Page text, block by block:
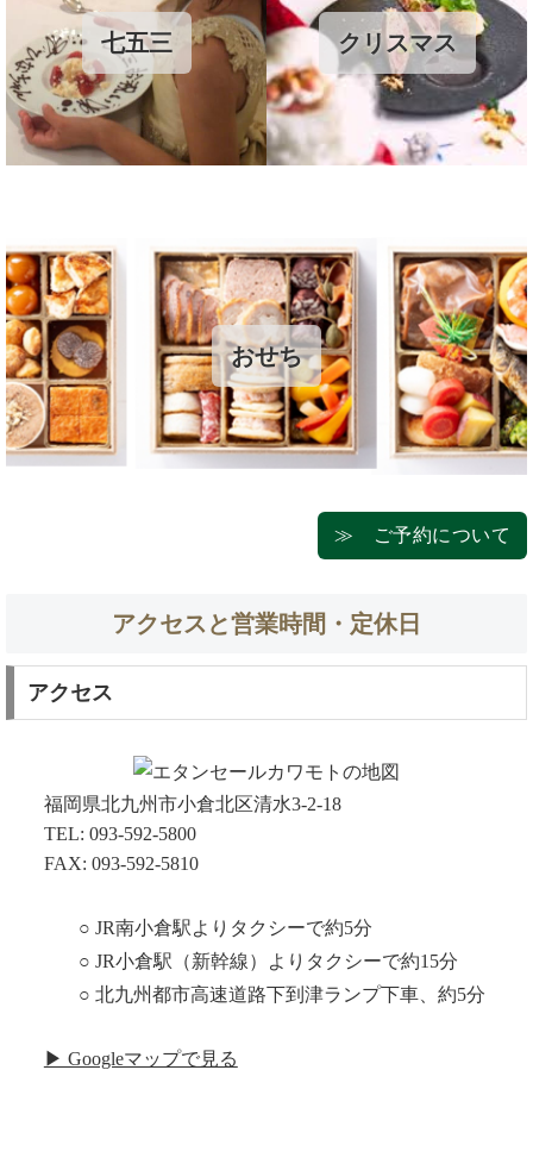
七五三 クリスマス
おせち
≫ ご予約について
アクセスと営業時間・定休日
アクセス
福岡県北九州市小倉北区清水3-2-18
TEL: 093-592-5800
FAX: 093-592-5810
○ JR南小倉駅よりタクシーで約5分
○ JR小倉駅（新幹線）よりタクシーで約15分
○ 北九州都市高速道路下到津ランプ下車、約5分
▶ Googleマップで見る